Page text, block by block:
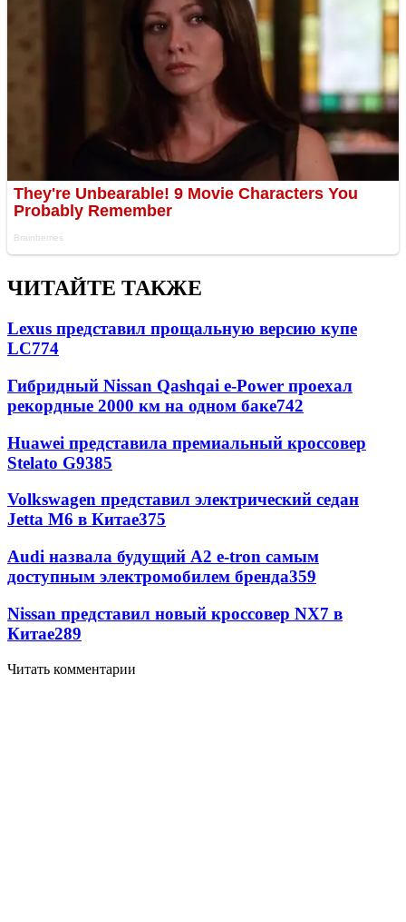
ЧИТАЙТЕ ТАКЖЕ
Lexus представил прощальную версию купе
LC774
Гибридный Nissan Qashqai e-Power проехал
рекордные 2000 км на одном баке742
Huawei представила премиальный кроссовер
Stelato G9385
Volkswagen представил электрический седан
Jetta M6 в Китае375
Audi назвала будущий A2 e-tron самым
доступным электромобилем бренда359
Nissan представил новый кроссовер NX7 в
Китае289
Читать комментарии